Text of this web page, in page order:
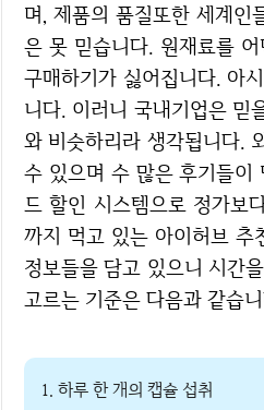
며, 제품의 품질또한 세계인
은 못 믿습니다. 원재료를
구매하기가 싫어집니다. 아
니다. 이러니 국내기업은 믿
와 비슷하리라 생각됩니다.
수 있으며 수 많은 후기들이
드 할인 시스템으로 정가보
까지 먹고 있는 아이허브 추
정보들을 담고 있으니 시간
고르는 기준은 다음과 같습
1. 하루 한 개의 캡슐 섭취